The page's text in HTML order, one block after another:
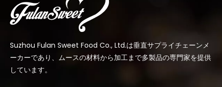
Suzhou Fulan Sweet Food Co., Ltd.は垂直サプライチェーンメ
ーカーであり、ムースの材料から加工まで多製品の専門家を提供
しています。